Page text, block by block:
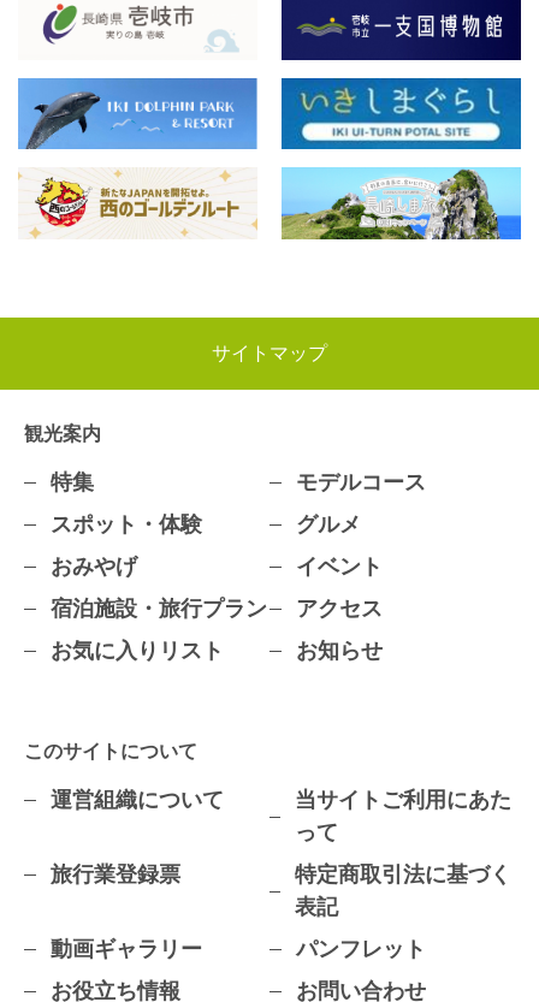
サイトマップ
観光案内
特集
モデルコース
スポット・体験
グルメ
おみやげ
イベント
宿泊施設・旅行プラン
アクセス
お気に入りリスト
お知らせ
このサイトについて
運営組織について
当サイトご利用にあた
って
旅行業登録票
特定商取引法に基づく
表記
動画ギャラリー
パンフレット
お役立ち情報
お問い合わせ